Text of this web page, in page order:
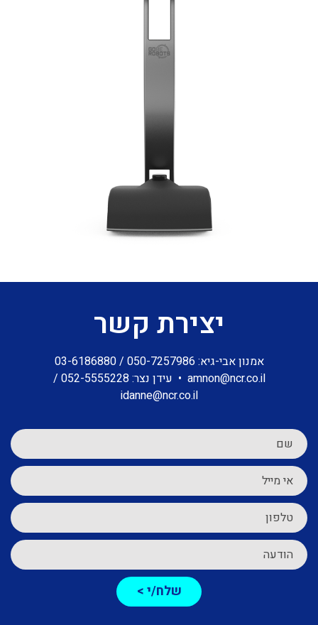
יצירת קשר
אמנון אבי-גיא:050-7257986
/
03-6186880
amnon@ncr.co.il
• עידן נצר:052-5555228
/
idanne@ncr.co.il